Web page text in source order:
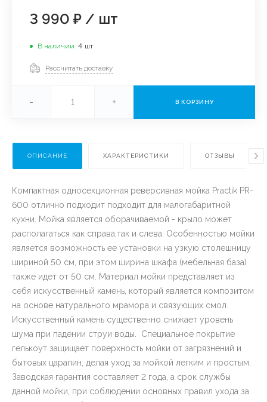
3 990 ₽ / шт
В наличии 4 шт
Рассчитать доставку
- + В КОРЗИНУ
ОПИСАНИЕ ХАРАКТЕРИСТИКИ ОТЗЫВЫ
Компактная односекционная реверсивная мойка Practik PR-
600 отлично подходит подходит для малогабаритной
кухни. Мойка является оборачиваемой - крыло может
располагаться как справа,так и слева. Особенностью мойки
является возможность ее установки на узкую столешницу
шириной 50 см, при этом ширина шкафа (мебельная база)
также идет от 50 см. Материал мойки представляет из
себя искусственный камень, который является композитом
на основе натурального мрамора и связующих смол.
Искусственный камень существенно снижает уровень
шума при падении струи воды. Специальное покрытие
гелькоут защищает поверхность мойки от загрязнений и
бытовых царапин, делая уход за мойкой легким и простым.
Заводская гарантия составляет 2 года, а срок службы
данной мойки, при соблюдении основных правил ухода за